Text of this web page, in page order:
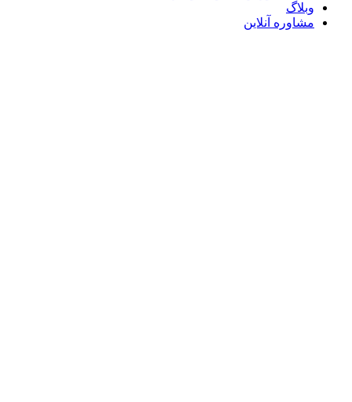
وبلاگ
مشاوره آنلاین